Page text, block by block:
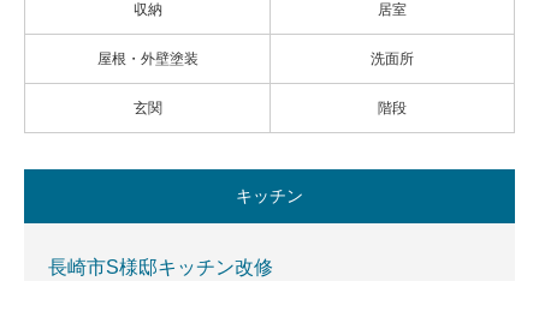
収納 居室
屋根・外壁塗装 洗面所
玄関 階段
キッチン
長崎市S様邸キッチン改修